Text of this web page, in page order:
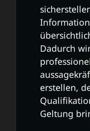
Dadurch
erstellen,
Geltung